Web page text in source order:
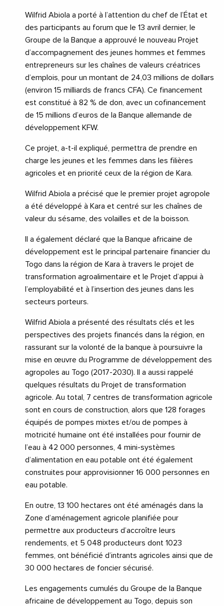
Wilfrid Abiola a porté à l’attention du chef de l’État et
des participants au forum que le 13 avril dernier, le
Groupe de la Banque a approuvé le nouveau Projet
d’accompagnement des jeunes hommes et femmes
entrepreneurs sur les chaînes de valeurs créatrices
d’emplois, pour un montant de 24,03 millions de dollars
(environ 15 milliards de francs CFA). Ce financement
est constitué à 82 % de don, avec un cofinancement
de 15 millions d’euros de la Banque allemande de
développement KFW.
Ce projet, a-t-il expliqué, permettra de prendre en
charge les jeunes et les femmes dans les filières
agricoles et en priorité ceux de la région de Kara.
Wilfrid Abiola a précisé que le premier projet agropole
a été développé à Kara et centré sur les chaînes de
valeur du sésame, des volailles et de la boisson.
Il a également déclaré que la Banque africaine de
développement est le principal partenaire financier du
Togo dans la région de Kara à travers le projet de
transformation agroalimentaire et le Projet d’appui à
l’employabilité et à l’insertion des jeunes dans les
secteurs porteurs.
Wilfrid Abiola a présenté des résultats clés et les
perspectives des projets financés dans la région, en
rassurant sur la volonté de la banque à poursuivre la
mise en œuvre du Programme de développement des
agropoles au Togo (2017-2030). Il a aussi rappelé
quelques résultats du Projet de transformation
agricole. Au total, 7 centres de transformation agricole
sont en cours de construction, alors que 128 forages
équipés de pompes mixtes et/ou de pompes à
motricité humaine ont été installées pour fournir de
l’eau à 42 000 personnes, 4 mini-systèmes
d’alimentation en eau potable ont été également
construites pour approvisionner 16 000 personnes en
eau potable.
En outre, 13 100 hectares ont été aménagés dans la
Zone d’aménagement agricole planifiée pour
permettre aux producteurs d’accroître leurs
rendements, et 5 048 producteurs dont 1023
femmes, ont bénéficié d’intrants agricoles ainsi que de
30 000 hectares de foncier sécurisé.
Les engagements cumulés du Groupe de la Banque
africaine de développement au Togo, depuis son